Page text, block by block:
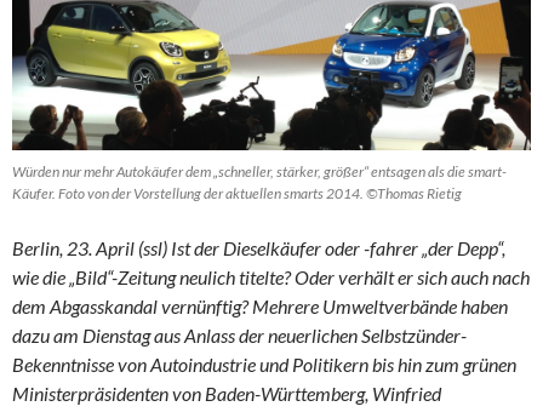
Würden nur mehr Autokäufer dem „schneller, stärker, größer“ entsagen als die smart-
Käufer. Foto von der Vorstellung der aktuellen smarts 2014. ©Thomas Rietig
Berlin, 23. April (ssl) Ist der Dieselkäufer oder ­-fahrer „der Depp“,
wie die „Bild“-Zeitung neulich titelte? Oder verhält er sich auch nach
dem Abgasskandal vernünftig? Mehrere Umweltverbände haben
dazu am Dienstag aus Anlass der neuerlichen Selbstzünder-
Bekenntnisse von Autoindustrie und Politikern bis hin zum grünen
Ministerpräsidenten von Baden-Württemberg, Winfried